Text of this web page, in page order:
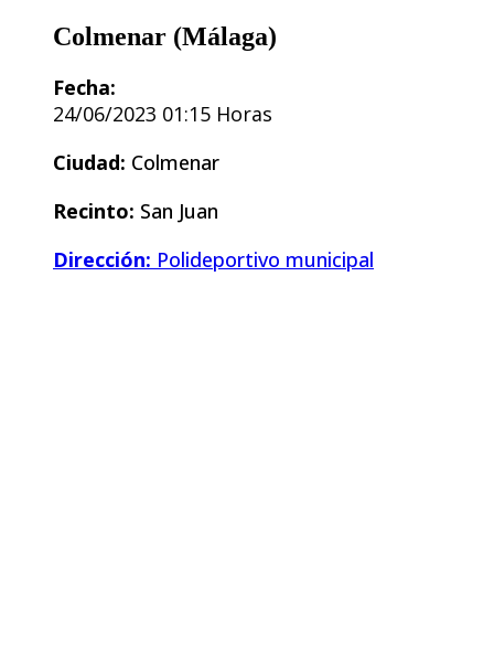
Colmenar (Málaga)
Fecha:
24/06/2023 01:15 Horas
Ciudad: Colmenar
Recinto: San Juan
Dirección: Polideportivo municipal